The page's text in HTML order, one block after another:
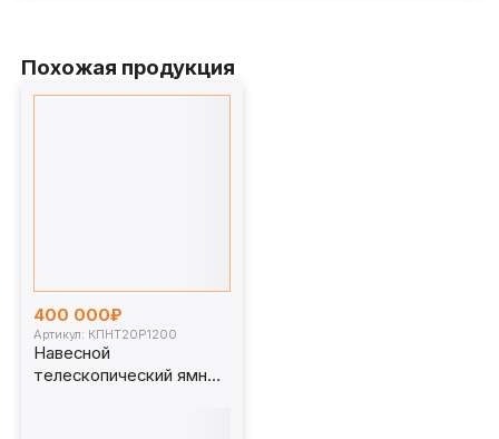
Похожая продукция
400 000₽
Артикул: КПНТ20Р1200
Навесной
телескопический ямный